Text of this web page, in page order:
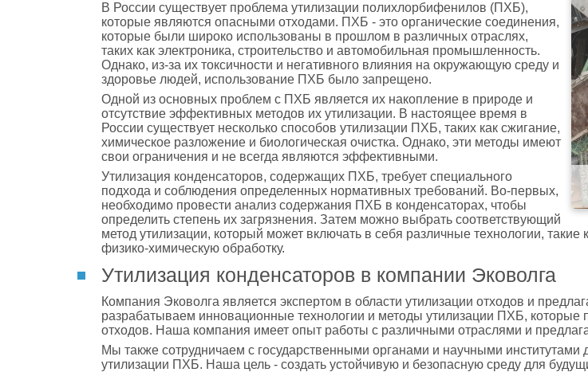
В России существует проблема утилизации полихлорбифенилов (ПХБ),
которые являются опасными отходами. ПХБ - это органические соединения,
которые были широко использованы в прошлом в различных отраслях,
таких как электроника, строительство и автомобильная промышленность.
Однако, из-за их токсичности и негативного влияния на окружающую среду и
здоровье людей, использование ПХБ было запрещено.
Одной из основных проблем с ПХБ является их накопление в природе и
отсутствие эффективных методов их утилизации. В настоящее время в
России существует несколько способов утилизации ПХБ, таких как сжигание,
химическое разложение и биологическая очистка. Однако, эти методы имеют
свои ограничения и не всегда являются эффективными.
Утилизация конденсаторов, содержащих ПХБ, требует специального
подхода и соблюдения определенных нормативных требований. Во-первых,
необходимо провести анализ содержания ПХБ в конденсаторах, чтобы
определить степень их загрязнения. Затем можно выбрать соответствующий
метод утилизации, который может включать в себя различные технологии,
физико-химическую обработку.
Утилизация конденсаторов в компании Эковолга
Компания Эковолга является экспертом в области утилизации отходов и
разрабатываем инновационные технологии и методы утилизации ПХБ, которые
отходов. Наша компания имеет опыт работы с различными отраслями и
Мы также сотрудничаем с государственными органами и научными институтами
утилизации ПХБ. Наша цель - создать устойчивую и безопасную среду для